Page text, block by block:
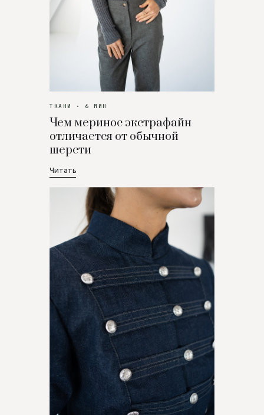
ТКАНИ · 6 МИН
Чем меринос экстрафайн
отличается от обычной
шерсти
Читать